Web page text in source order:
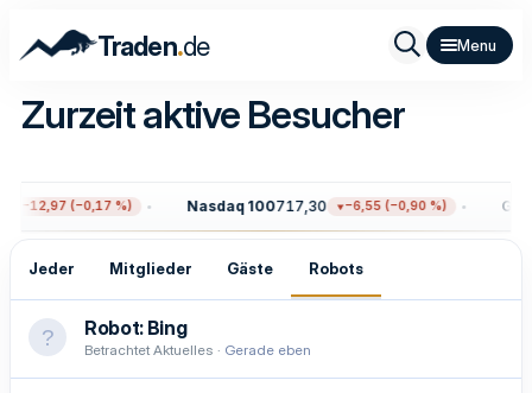
Traden.de
Zurzeit aktive Besucher
−12,97 (−0,17 %) Nasdaq 100717,30 −6,55 (−0,90 %) Gold
Jeder Mitglieder Gäste Robots
Robot: Bing
Betrachtet Aktuelles Gerade eben